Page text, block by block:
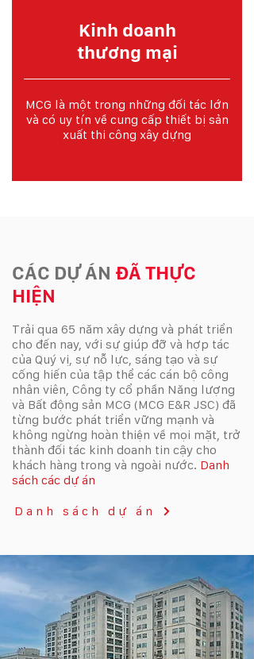
Kinh doanh
thương mại
MCG là một trong những đối tác lớn
và có uy tín về cung cấp thiết bị sản
xuất thi công xây dựng
CÁC DỰ ÁN ĐÃ THỰC
HIỆN
Trải qua 65 năm xây dựng và phát triển
cho đến nay, với sự giúp đỡ và hợp tác
của Quý vị, sự nỗ lực, sáng tạo và sự
cống hiến của tập thể các cán bộ công
nhân viên, Công ty cổ phần Năng lượng
và Bất động sản MCG (MCG E&R JSC) đã
từng bước phát triển vững mạnh và
không ngừng hoàn thiện về mọi mặt, trở
thành đối tác kinh doanh tin cậy cho
khách hàng trong và ngoài nước. Danh
sách các dự án
Danh sách dự án